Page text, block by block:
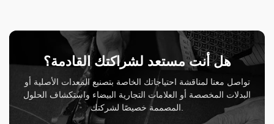
هل أنت مستعد لشراكتك القادمة؟
تواصل معنا لمناقشة احتياجاتك الخاصة بتصنيع المعدات الأصلية أو
البدلات المخصصة أو العلامات التجارية البيضاء واستكشاف الحلول